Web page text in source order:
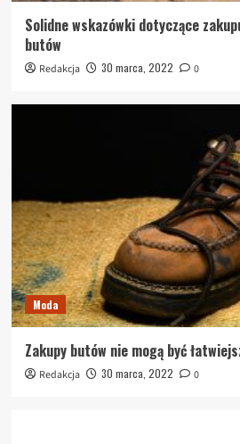
Solidne wskazówki dotyczące
butów
Redakcja 30 marca, 2022 0
Moda
Zakupy butów nie mogą być
Redakcja 30 marca, 2022 0